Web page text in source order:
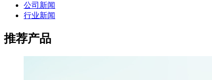
公司新闻
行业新闻
推荐产品